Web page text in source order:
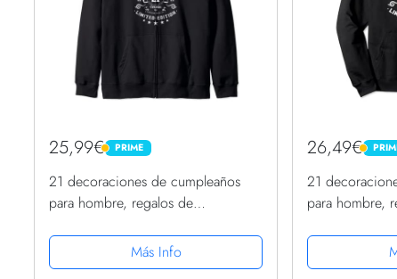
25,99€ PRIME
PRIME
21 decoraciones de cumpleaños
para hombre, regalos de
Capucha
Más Info
26,49€PRIME
21
para hombre,
Capucha